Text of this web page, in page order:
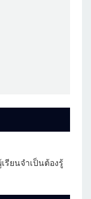
รียนจำเป็นต้องรู้